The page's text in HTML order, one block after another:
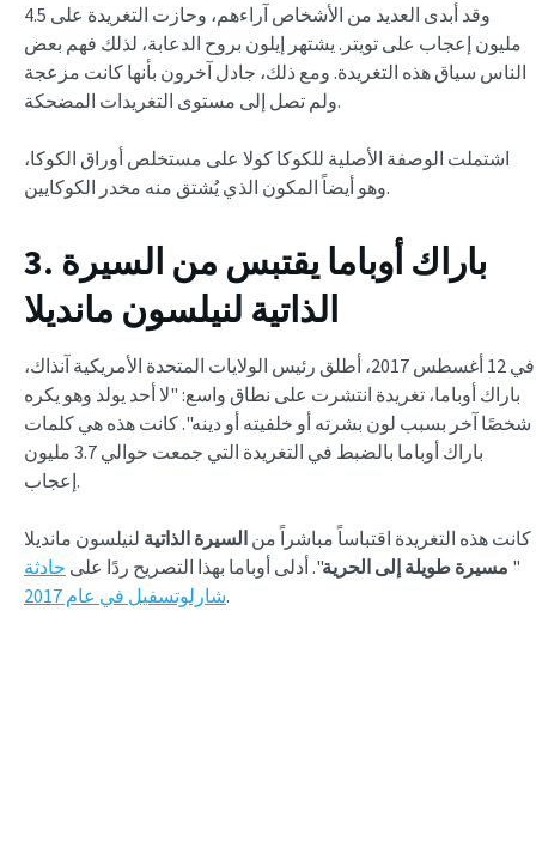
وقد أبدى العديد من الأشخاص آراءهم، وحازت التغريدة على 4.5
مليون إعجاب على تويتر. يشتهر إيلون بروح الدعابة، لذلك فهم بعض
الناس سياق هذه التغريدة. ومع ذلك، جادل آخرون بأنها كانت مزعجة
ولم تصل إلى مستوى التغريدات المضحكة.
اشتملت الوصفة الأصلية للكوكا كولا على مستخلص أوراق الكوكا،
وهو أيضاً المكون الذي يُشتق منه مخدر الكوكايين.
3. باراك أوباما يقتبس من السيرة
في 12 أغسطس 2017، أطلق رئيس الولايات المتحدة الأمريكية آنذاك،
باراك أوباما، تغريدة انتشرت على نطاق واسع: "لا أحد يولد وهو يكره
شخصًا آخر بسبب لون بشرته أو خلفيته أو دينه". كانت هذه هي كلمات
باراك أوباما بالضبط في التغريدة التي جمعت حوالي 3.7 مليون
إعجاب.
كانت هذه التغريدة اقتباساً مباشراً من السيرة الذاتية لنيلسون مانديلا
" مسيرة طويلة إلى الحرية". أدلى أوباما بهذا التصريح ردًا على حادثة
شارلوتسفيل في عام 2017.